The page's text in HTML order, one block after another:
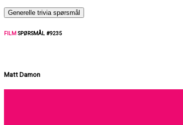
Generelle trivia spørsmål
FILM SPØRSMÅL #9235
Matt Damon